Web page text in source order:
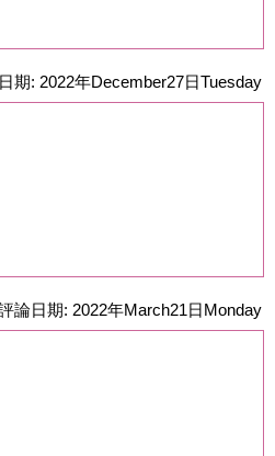
期: 2022年December27日Tuesday
論日期: 2022年March21日Monday